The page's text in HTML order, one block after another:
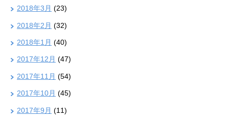
2018年3月 (23)
2018年2月 (32)
2018年1月 (40)
2017年12月 (47)
2017年11月 (54)
2017年10月 (45)
2017年9月 (11)